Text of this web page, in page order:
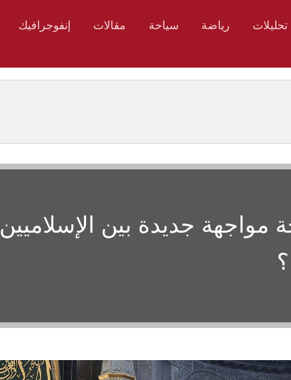
تحليلات رياضة سياحة مقالات إنفوجرافيك
جديدة بين الإسلاميين